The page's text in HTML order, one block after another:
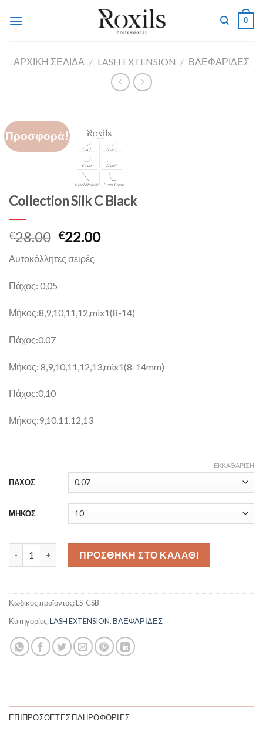
0
ΑΡΧΙΚΉ ΣΕΛΊΔΑ / LASH EXTENSION / ΒΛΕΦΑΡΙΔΕΣ
Προσφορά!
Collection Silk C Black
€28.00 €22.00
Αυτοκόλλητες σειρές
Πάχος: 0,05
Μήκος:8,9,10,11,12,mix1(8-14)
Πάχος:0.07
Μήκος: 8,9,10,11,12,13,mix1(8-14mm)
Πάχος:0,10
Μήκος:9,10,11,12,13
ΠΑΧΟΣ
ΜΗΚΟΣ
ΕΚΚΑΘΆΡΙΣΗ
Collection Silk C Black ποσότηταΠΡΟΣΘΉΚΗ ΣΤΟ ΚΑΛΆΘΙ
Κωδικός προϊόντος:LS-CSB
Κατηγορίες:LASH EXTENSION, ΒΛΕΦΑΡΙΔΕΣ
ΕΠΙΠΡΌΣΘΕΤΕΣ ΠΛΗΡΟΦΟΡΊΕΣ